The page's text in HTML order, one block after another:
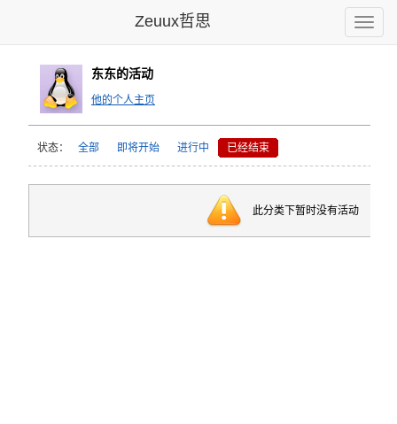
Toggle
Zeuux哲思
东东的活动
他的个人主页
状态： 全部 即将开始 进行中 已经结束
此分类下暂时没有活动